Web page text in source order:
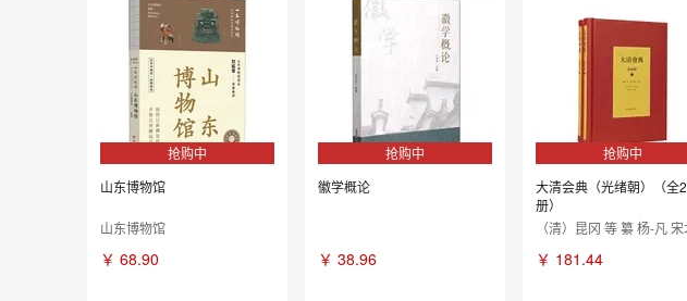
抢购中
山东博物馆
山东博物馆
￥ 68.90
抢购中
徽学概论
￥ 38.96
抢购中
大清会典（光绪朝）（全2
册）
￥ 181.44